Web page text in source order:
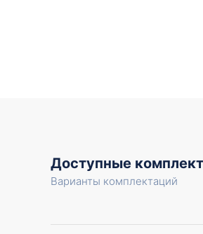
Доступные
Варианты комплектаций